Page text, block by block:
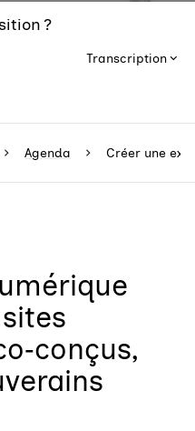
?
Transcription
Agenda Créer une